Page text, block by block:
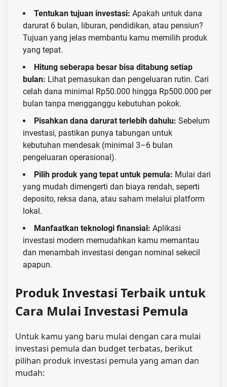
Tentukan tujuan investasi: Apakah untuk dana
darurat 6 bulan, liburan, pendidikan, atau pensiun?
Tujuan yang jelas membantu kamu memilih produk
yang tepat.
Hitung seberapa besar bisa ditabung setiap
bulan: Lihat pemasukan dan pengeluaran rutin. Cari
celah dana minimal Rp50.000 hingga Rp500.000 per
bulan tanpa mengganggu kebutuhan pokok.
Pisahkan dana darurat terlebih dahulu: Sebelum
investasi, pastikan punya tabungan untuk
kebutuhan mendesak (minimal 3–6 bulan
pengeluaran operasional).
Pilih produk yang tepat untuk pemula: Mulai dari
yang mudah dimengerti dan biaya rendah, seperti
deposito, reksa dana, atau saham melalui platform
lokal.
Manfaatkan teknologi finansial: Aplikasi
investasi modern memudahkan kamu memantau
dan menambah investasi dengan nominal sekecil
apapun.
Produk Investasi Terbaik untuk
Cara Mulai Investasi Pemula
Untuk kamu yang baru mulai dengan cara mulai
investasi pemula dan budget terbatas, berikut
pilihan produk investasi pemula yang aman dan
mudah: